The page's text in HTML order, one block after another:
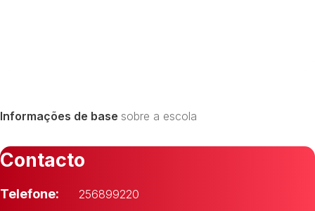
Informações de base sobre a escola
Contacto
Telefone: 256899220